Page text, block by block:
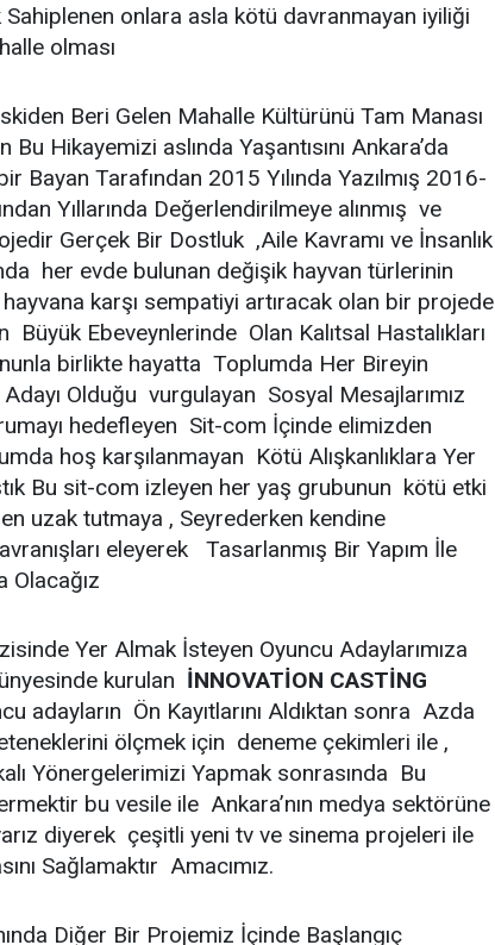
Sahiplenen onlara asla kötü davranmayan iyiliği
olması
Beri Gelen Mahalle Kültürünü Tam Manası
Bu Hikayemizi aslında Yaşantısını Ankara’da
Bayan Tarafından 2015 Yılında Yazılmış 2016-
Yıllarında Değerlendirilmeye alınmış ve
Gerçek Bir Dostluk ,Aile Kavramı ve İnsanlık
her evde bulunan değişik hayvan türlerinin
karşı sempatiyi artıracak olan bir projede
Büyük Ebeveynlerinde Olan Kalıtsal Hastalıkları
birlikte hayatta Toplumda Her Bireyin
Olduğu vurgulayan Sosyal Mesajlarımız
hedefleyen Sit-com İçinde elimizden
hoş karşılanmayan Kötü Alışkanlıklara Yer
Bu sit-com izleyen her yaş grubunun kötü etki
uzak tutmaya , Seyrederken kendine
eleyerek Tasarlanmış Bir Yapım İle
Olacağız
Yer Almak İsteyen Oyuncu Adaylarımıza
kurulan İNNOVATİON CASTİNG
adayların Ön Kayıtlarını Aldıktan sonra Azda
ölçmek için deneme çekimleri ile ,
Yönergelerimizi Yapmak sonrasında Bu
bu vesile ile Ankara’nın medya sektörüne
diyerek çeşitli yeni tv ve sinema projeleri ile
Sağlamaktır Amacımız.
Diğer Bir Projemiz İçinde Başlangıç